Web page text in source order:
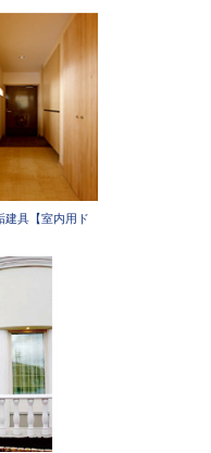
建具【室内用ド